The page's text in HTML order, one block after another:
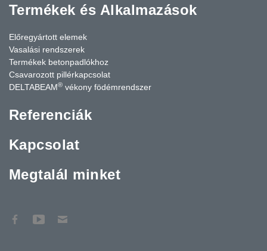
Termékek és Alkalmazások
Előregyártott elemek
Vasalási rendszerek
Termékek betonpadlókhoz
Csavarozott pillérkapcsolat
DELTABEAM® vékony födémrendszer
Referenciák
Kapcsolat
Megtalál minket